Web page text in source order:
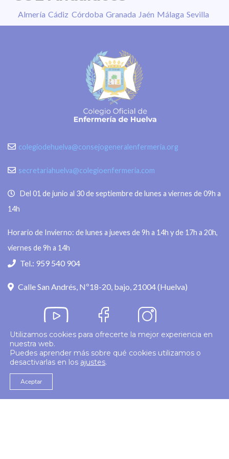
Almería Cádiz Córdoba Granada Jaén Málaga Sevilla
colegiodehuelva@consejogeneralenfermeria.org
secretariahuelva@colegioenfermeria.com
Del 01 de junio al 30 de septiembre de lunes a viernes de 09h a
14h
Horario de Invierno: de lunes a jueves de 9h a 14h y de 17h a 20h,
viernes de 9h a 14h
Tel.: 959 540 904
Calle San Andrés, Nº18-20, bajo, 21004 (Huelva)
© 2026 Colegio Enfermería Huelva
Utilizamos cookies para ofrecerte la mejor experiencia en
nuestra web.
Puedes aprender más sobre qué cookies utilizamos o
desactivarlas en los ajustes.
Aceptar